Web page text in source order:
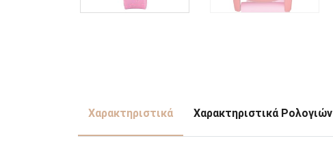
Χαρακτηριστικά Χαρακτηριστικά Ρολογιών